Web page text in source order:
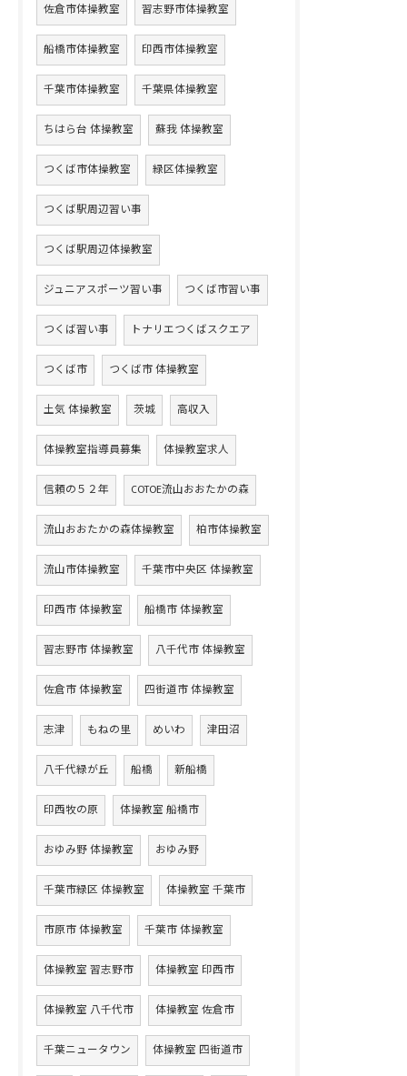
佐倉市体操教室 習志野市体操教室
船橋市体操教室 印西市体操教室
千葉市体操教室 千葉県体操教室
ちはら台 体操教室 蘇我 体操教室
つくば市体操教室 緑区体操教室
つくば駅周辺習い事
つくば駅周辺体操教室
ジュニアスポーツ習い事 つくば市習い事
つくば習い事 トナリエつくばスクエア
つくば市 つくば市 体操教室
土気 体操教室 茨城 高収入
体操教室指導員募集 体操教室求人
信頼の５２年 COTOE流山おおたかの森
流山おおたかの森体操教室 柏市体操教室
流山市体操教室 千葉市中央区 体操教室
印西市 体操教室 船橋市 体操教室
習志野市 体操教室 八千代市 体操教室
佐倉市 体操教室 四街道市 体操教室
志津 もねの里 めいわ 津田沼
八千代緑が丘 船橋 新船橋
印西牧の原 体操教室 船橋市
おゆみ野 体操教室 おゆみ野
千葉市緑区 体操教室 体操教室 千葉市
市原市 体操教室 千葉市 体操教室
体操教室 習志野市 体操教室 印西市
体操教室 八千代市 体操教室 佐倉市
千葉ニュータウン 体操教室 四街道市